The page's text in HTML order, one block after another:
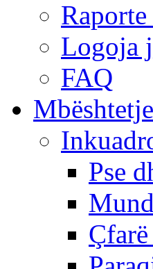
Logoja
FAQ
Mbështetje
Pse